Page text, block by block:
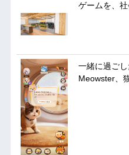
ゲームを、社
一緒に過ご
Meowster、